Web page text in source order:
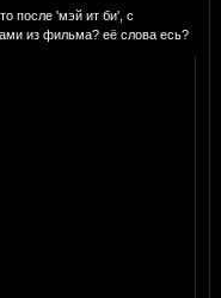
после 'мэй ит би', с
из фильма? её слова есь?